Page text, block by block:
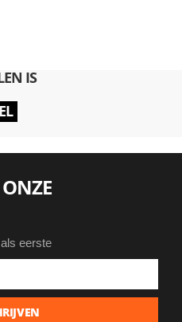
IS
eerste